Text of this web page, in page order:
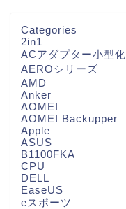
Categories
2in1
ACアダプター小型化
AEROシリーズ
AMD
Anker
AOMEI
AOMEI Backupper
Apple
ASUS
B1100FKA
CPU
DELL
EaseUS
eスポーツ